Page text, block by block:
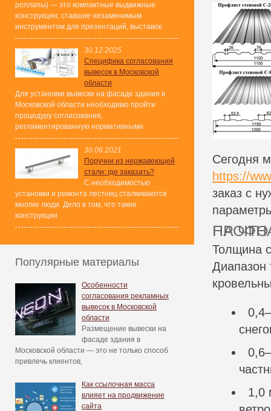
роллапы) — это компактные выдвижные
конструкции, ставшие незаменимым
инструментом для презентаций, выставок
30.12.2025
Специфика согласования
вывесок в Московской
области
Для установки вывески на фасаде здания в
Московской области необходимо пройти
процедуру согласования,
регламентированную нормативными
30.06.2021
Поручни из нержавеющей
стали: где заказать?
С необходимостью
установки и ремонта лестниц сталкиваются
многие люди. Дело в том, что такие
конструкции
Популярные материалы
Особенности
согласования рекламных
вывесок в Московской
области
Размещение вывески на
фасаде здания в
Московской области — это не только способ
привлечь клиентов,
Как ссылочная масса
влияет на продвижение
сайта
Сегодня
https://
заказ с
НА ЧТО ОБРАЩАТЬ
Толщина
Диапазон
1,0